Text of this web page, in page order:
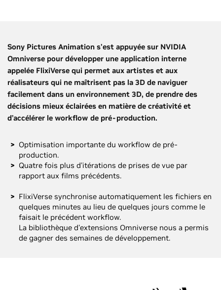
Sony Pictures Animation s'est appuyée sur NVIDIA
Omniverse pour développer une application interne
appelée FlixiVerse qui permet aux artistes et aux
réalisateurs qui ne maîtrisent pas la 3D de naviguer
facilement dans un environnement 3D, de prendre des
décisions mieux éclairées en matière de créativité et
d’accélérer le workflow de pré-production.
Optimisation importante du workflow de pré-
production.
Quatre fois plus d'itérations de prises de vue par
rapport aux films précédents.
FlixiVerse synchronise automatiquement les fichiers en
quelques minutes au lieu de quelques jours comme le
faisait le précédent workflow.
La bibliothèque d'extensions Omniverse nous a permis
de gagner des semaines de développement.